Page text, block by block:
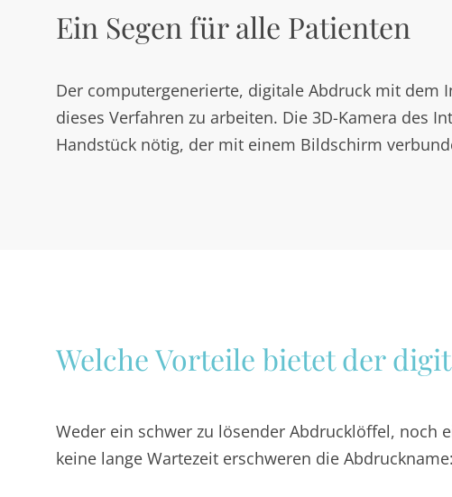
Ein Segen für alle Patienten
Der computergenerierte, digitale Abdruck mit
dieses Verfahren zu arbeiten. Die 3D-Kamera des
Handstück nötig, der mit einem Bildschirm
Welche Vorteile bietet der
Weder ein schwer zu lösender Abdrucklöffel, noch
keine lange Wartezeit erschweren die Abdruckname: